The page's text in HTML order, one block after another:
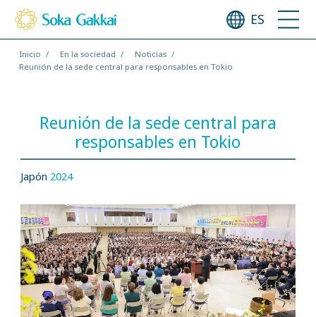
ES
Inicio En la sociedad
Noticias
Reunión de la sede central para responsables en Tokio
Reunión de la sede central para
responsables en Tokio
Japón 2024